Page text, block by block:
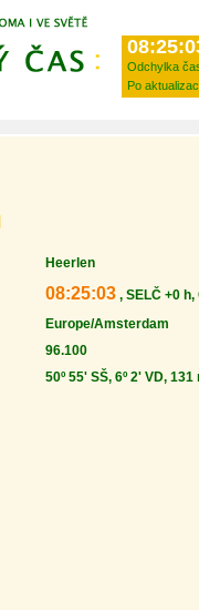
Odchylka
Po
Heerlen
08:25:03 , SELČ +0 h,
Europe/Amsterdam
96.100
50º 55' SŠ, 6º 2' VD, 131